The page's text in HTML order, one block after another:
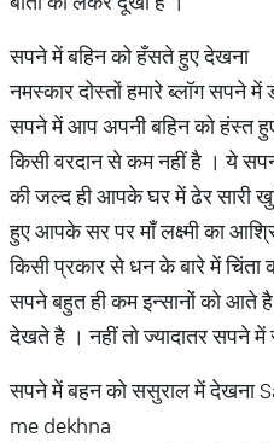
सपने में बहिन को हँसते हुए देखना
नमस्कार दोस्तों हमारे ब्लॉग सपने
सपने में आप अपनी बहिन को हंस्त
किसी वरदान से कम नहीं है । ये
की जल्द ही आपके घर में ढेर सारी
हुए आपके सर पर माँ लक्ष्मी का
किसी प्रकार से धन के बारे में
सपने बहुत ही कम इन्सानों को आते
देखते है । नहीं तो ज्यादातर सपने में
सपने में बहन को ससुराल में देखना
me dekhna